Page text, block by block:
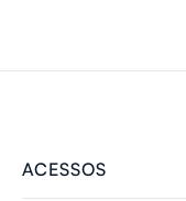
ACESSOS